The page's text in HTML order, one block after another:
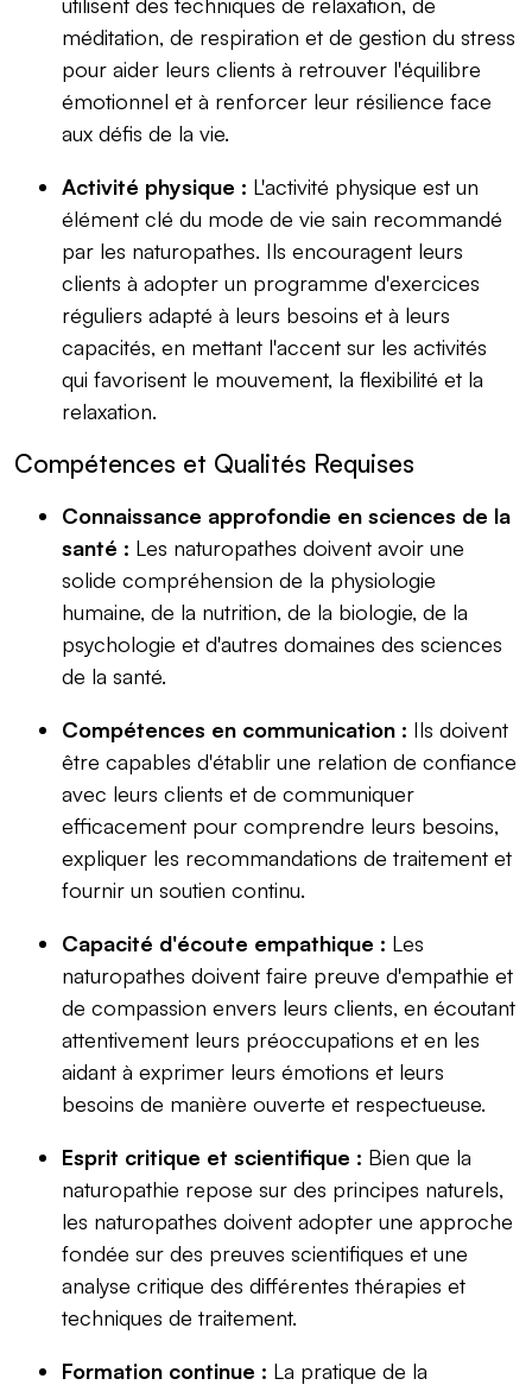
méditation, de respiration et de gestion du stress
pour aider leurs clients à retrouver l'équilibre
émotionnel et à renforcer leur résilience face
aux défis de la vie.
Activité physique : L'activité physique est un
élément clé du mode de vie sain recommandé
par les naturopathes. Ils encouragent leurs
clients à adopter un programme d'exercices
réguliers adapté à leurs besoins et à leurs
capacités, en mettant l'accent sur les activités
qui favorisent le mouvement, la flexibilité et la
relaxation.
Compétences et Qualités Requises
Connaissance approfondie en sciences de la
santé : Les naturopathes doivent avoir une
solide compréhension de la physiologie
humaine, de la nutrition, de la biologie, de la
psychologie et d'autres domaines des sciences
de la santé.
Compétences en communication : Ils doivent
être capables d'établir une relation de confiance
avec leurs clients et de communiquer
efficacement pour comprendre leurs besoins,
expliquer les recommandations de traitement et
fournir un soutien continu.
Capacité d'écoute empathique : Les
naturopathes doivent faire preuve d'empathie et
de compassion envers leurs clients, en écoutant
attentivement leurs préoccupations et en les
aidant à exprimer leurs émotions et leurs
besoins de manière ouverte et respectueuse.
Esprit critique et scientifique : Bien que la
naturopathie repose sur des principes naturels,
les naturopathes doivent adopter une approche
fondée sur des preuves scientifiques et une
analyse critique des différentes thérapies et
techniques de traitement.
Formation continue : La pratique de la